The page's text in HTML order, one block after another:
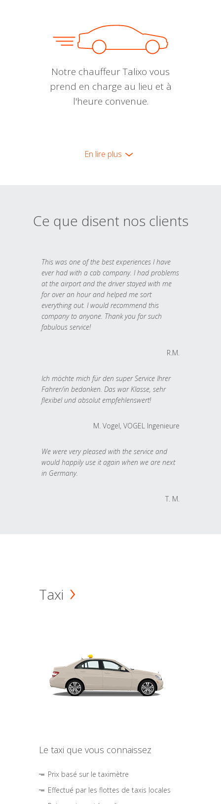
Notre chauffeur Talixo vous
prend en charge au lieu et à
l'heure convenue.
En lire plus
Ce que disent nos clients
This was one of the best experiences I have
ever had with a cab company. I had problems
at the airport and the driver stayed with me
for over an hour and helped me sort
everything out. I would recommend this
company to anyone. Thank you for such
fabulous service!
R.M.
Ich möchte mich für den super Service Ihrer
Fahrer/in bedanken. Das war Klasse, sehr
flexibel und absolut empfehlenswert!
M. Vogel, VOGEL Ingenieure
We were very pleased with the service and
would happily use it again when we are next
in Germany.
T. M.
Taxi
Le taxi que vous connaissez
Prix basé sur le taximètre
Effectué par les flottes de taxis locales